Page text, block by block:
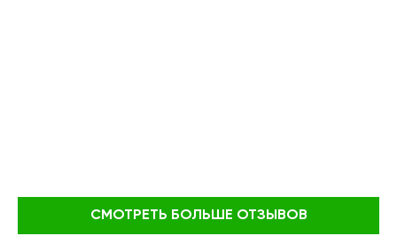
СМОТРЕТЬ БОЛЬШЕ ОТЗЫВОВ